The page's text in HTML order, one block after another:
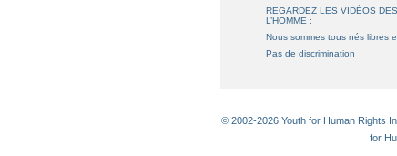
REGARDEZ LES VIDÉOS
L’HOMME :
Nous sommes tous nés libres
Pas de discrimination
© 2002-2026 Youth for Human Rights
for